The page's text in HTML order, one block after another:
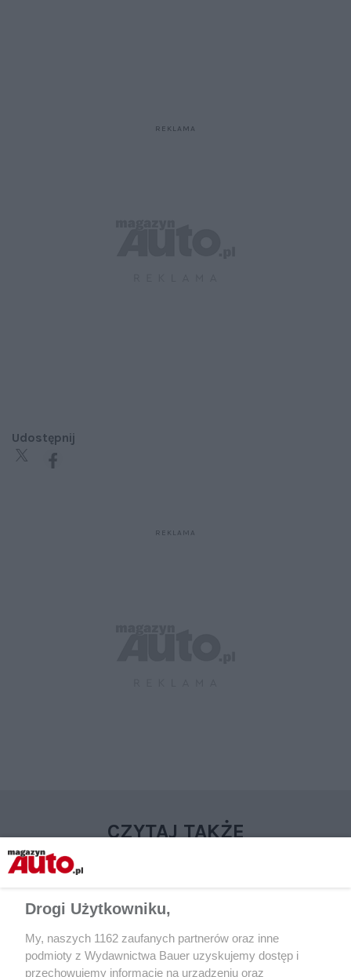
Udostępnij
CZYTAJ TAKŻE
Drogi Użytkowniku,
My, naszych 1162 zaufanych partnerów oraz inne
podmioty z Wydawnictwa Bauer uzyskujemy dostęp i
przechowujemy informacje na urządzeniu oraz